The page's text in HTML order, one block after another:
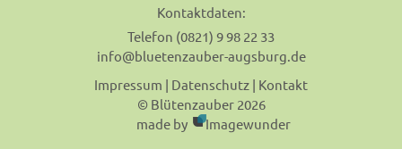
Kontaktdaten:
Telefon (0821) 9 98 22 33
info@bluetenzauber-augsburg.de
Impressum | Datenschutz | Kontakt
© Blütenzauber 2026
made by
Imagewunder